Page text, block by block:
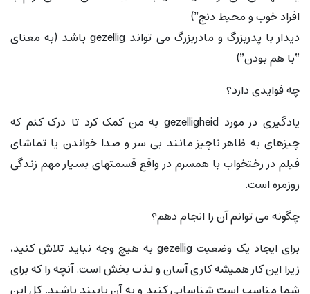
افراد خوب و محیط دنج”)
دیدار با پدربزرگ و مادربزرگ می تواند gezellig باشد (به معنای
“با هم بودن”)
چه فوایدی دارد؟
یادگیری در مورد gezelligheid به من کمک کرد تا درک کنم که
چیزهای به ظاهر ناچیز مانند بی سر و صدا خواندن یا تماشای
فیلم در رختخواب با همسرم در واقع قسمتهای بسیار مهم زندگی
روزمره است.
چگونه می توانم آن را انجام دهم؟
برای ایجاد یک وضعیت gezellig به هیچ وجه نباید تلاش کنید،
زیرا این کار همیشه کاری آسان و لذت بخش است. آنچه را که برای